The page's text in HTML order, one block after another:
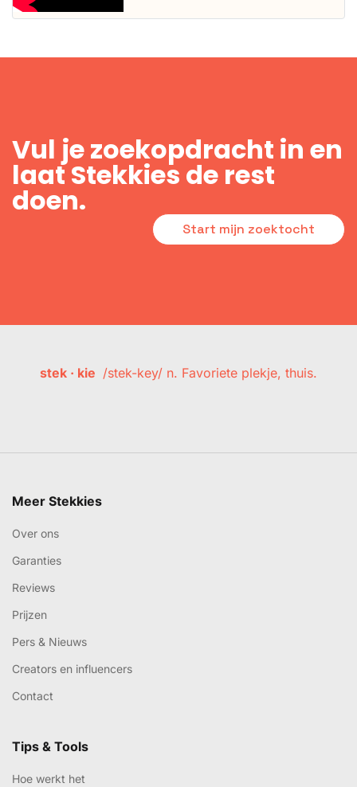
Vul je zoekopdracht in en
laat Stekkies de rest
doen.
Start mijn zoektocht
stek · kie /stek-key/ n. Favoriete plekje, thuis.
Meer Stekkies
Over ons
Garanties
Reviews
Prijzen
Pers & Nieuws
Creators en influencers
Contact
Tips & Tools
Hoe werkt het